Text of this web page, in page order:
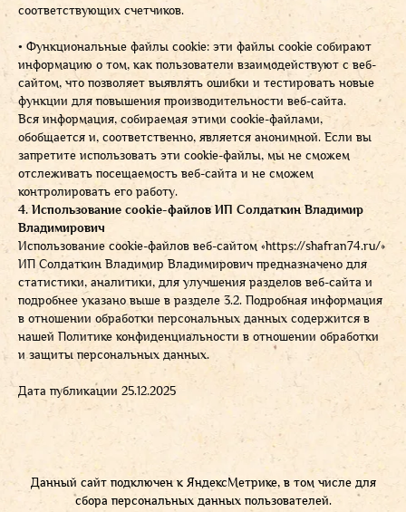
соответствующих счетчиков.
• Функциональные файлы cookie: эти файлы cookie собирают
информацию о том, как пользователи взаимодействуют с веб-
сайтом, что позволяет выявлять ошибки и тестировать новые
функции для повышения производительности веб-сайта.
Вся информация, собираемая этими cookie-файлами,
обобщается и, соответственно, является анонимной. Если вы
запретите использовать эти cookie-файлы, мы не сможем
отслеживать посещаемость веб-сайта и не сможем
контролировать его работу.
4. Использование cookie-файлов ИП Солдаткин Владимир
Владимирович
Использование cookie-файлов веб-сайтом «https://shafran74.ru/»
ИП Солдаткин Владимир Владимирович предназначено для
статистики, аналитики, для улучшения разделов веб-сайта и
подробнее указано выше в разделе 3.2. Подробная информация
в отношении обработки персональных данных содержится в
нашей Политике конфиденциальности в отношении обработки
и защиты персональных данных.
Дата публикации 25.12.2025
Данный сайт подключен к ЯндексМетрике, в том числе для
сбора персональных данных пользователей.